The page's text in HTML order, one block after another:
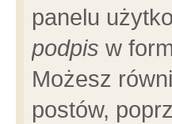
panelu
podpis w
Możesz
postów,